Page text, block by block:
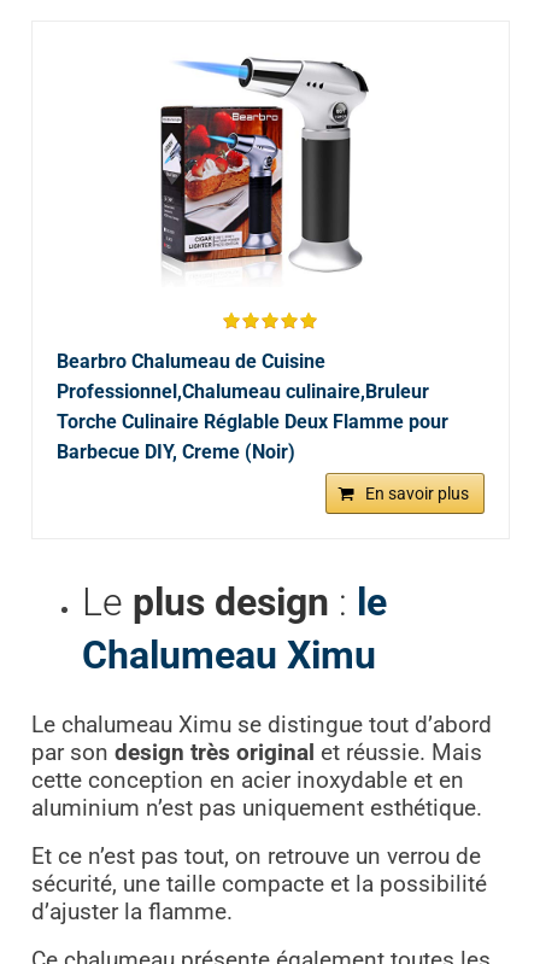
Bearbro Chalumeau de Cuisine
Professionnel,Chalumeau culinaire,Bruleur
Torche Culinaire Réglable Deux Flamme pour
Barbecue DIY, Creme (Noir)
En savoir plus
Le plus design : le
Chalumeau Ximu
Le chalumeau Ximu se distingue tout d’abord
par son design très original et réussie. Mais
cette conception en acier inoxydable et en
aluminium n’est pas uniquement esthétique.
Et ce n’est pas tout, on retrouve un verrou de
sécurité, une taille compacte et la possibilité
d’ajuster la flamme.